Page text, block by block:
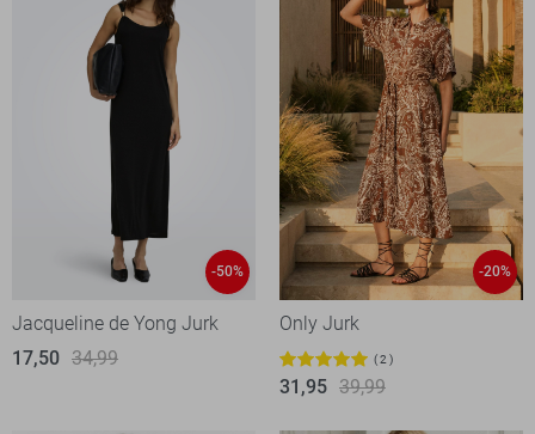
-50%
Jacqueline de Yong Jurk
17,50 34,99
-20%
Only Jurk
2
31,95 39,99